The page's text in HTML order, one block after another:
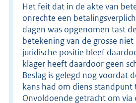
Het feit dat in de akte van
onrechte een
dagen was opgenomen tast
betekening van de grosse niet
juridische positie bleef
klager heeft daardoor geen
Beslag is gelegd nog voordat
kans had om diens standpunt
Onvoldoende getracht om